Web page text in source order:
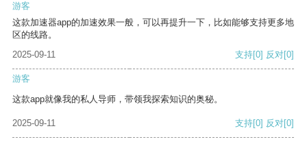
游客
这款加速器app的加速效果一般，可以再提升一下，比如能够支持更多地
区的线路。
2025-09-11
支持[0] 反对[0]
游客
这款app就像我的私人导师，带领我探索知识的奥秘。
2025-09-11 支持[0] 反对[0]